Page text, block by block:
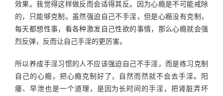
效果。我觉得这样做反而会适得其反。因为心瘾是不可能戒除
的，只能够克制。虽然强迫自己不手淫，但是心瘾没有克制，
每天都想性事，看各种激发自己性欲的事情，那么心瘾就会强
烈反弹，反而让自己手淫的更厉害。
所以养成手淫习惯的人不应该强迫自己不手淫，而是练习克制
自己的心瘾，把心瘾克制好了，自然而然就不会去手淫。阳
痿、早泄也是一个道理，是因为长时间的手淫，把肾脏弄坏